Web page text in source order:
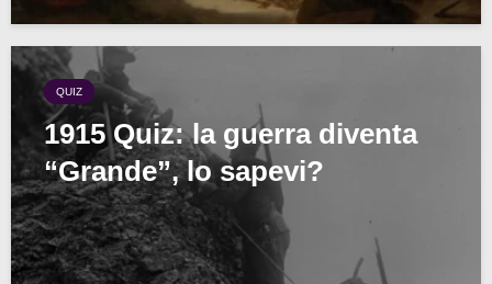
QUIZ
1915 Quiz: la guerra diventa
“Grande”, lo sapevi?